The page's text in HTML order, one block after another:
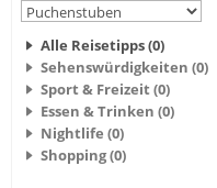
Alle Reisetipps (0)
Sehenswürdigkeiten (0)
Sport & Freizeit (0)
Essen & Trinken (0)
Nightlife (0)
Shopping (0)